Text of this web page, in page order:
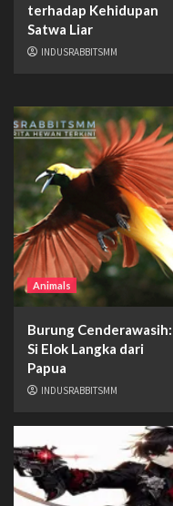
terhadap Kehidupan
Satwa Liar
INDUSRABBITSMM
Animals
Burung Cenderawasih:
Si Elok Langka dari
Papua
INDUSRABBITSMM